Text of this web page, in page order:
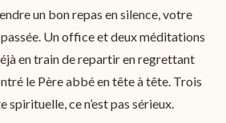
un bon repas en silence, votre
Un office et deux méditations
en train de repartir en regrettant
le Père abbé en tête à tête. Trois
ce n’est pas sérieux.